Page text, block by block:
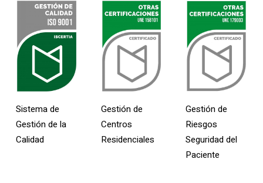
Sistema de
Gestión de la
Calidad
Gestión de
Centros
Residenciales
Gestión de
Riesgos
Seguridad del
Paciente